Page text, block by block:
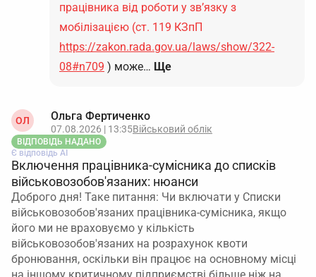
працівника від роботи у зв’язку з
мобілізацією (ст. 119 КЗпП
https://zakon.rada.gov.ua/laws/show/322-
08#n709 ) може… Ще
ОЛ Ольга Фертиченко
07.08.2026 | 13:35Військовий облік
ВІДПОВІДЬ НАДАНО
Є відповідь АІ
Включення працівника-сумісника до списків
військовозобов'язаних: нюанси
Доброго дня! Таке питання: Чи включати у Списки
військовозобов'язаних працівника-сумісника, якщо
його ми не враховуємо у кількість
військовозобов'язаних на розрахунок квоти
бронювання, оскільки він працює на основному місці